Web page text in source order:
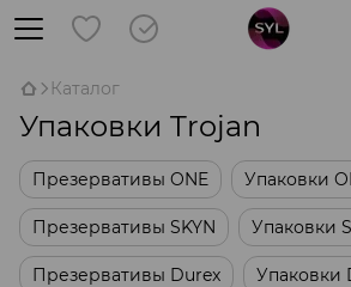
Каталог
Упаковки Trojan
Презервативы ONE Упаковки
Презервативы SKYN Упаковки
Презервативы Durex Упаковки